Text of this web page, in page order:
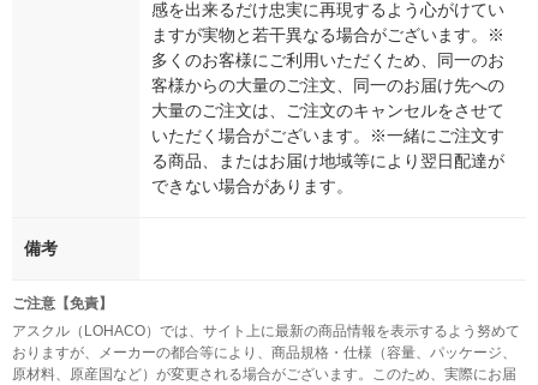
感を出来るだけ忠実に再現するよう心がけてい
ますが実物と若干異なる場合がございます。※
多くのお客様にご利用いただくため、同一のお
客様からの大量のご注文、同一のお届け先への
大量のご注文は、ご注文のキャンセルをさせて
いただく場合がございます。※一緒にご注文す
る商品、またはお届け地域等により翌日配達が
できない場合があります。
備考
ご注意【免責】
アスクル（LOHACO）では、サイト上に最新の商品情報を表示するよう努めて
おりますが、メーカーの都合等により、商品規格・仕様（容量、パッケージ、
原材料、原産国など）が変更される場合がございます。このため、実際にお届